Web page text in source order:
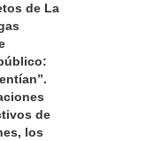
de La
de
los